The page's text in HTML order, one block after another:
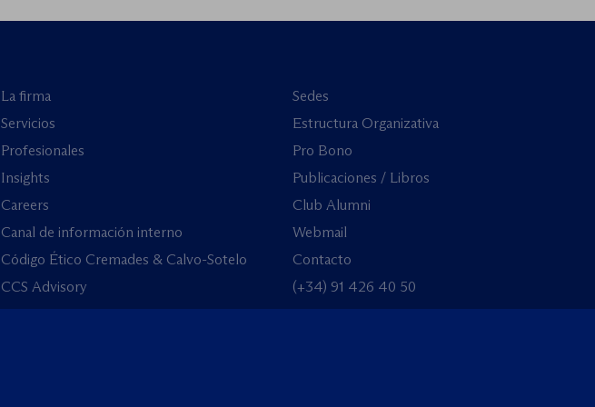
La firma
Servicios
Profesionales
Insights
Careers
Canal de información interno
Código Ético Cremades & Calvo-Sotelo
CCS Advisory
Sedes
Estructura Organizativa
Pro Bono
Publicaciones / Libros
Club Alumni
Webmail
Contacto
(+34) 91 426 40 50